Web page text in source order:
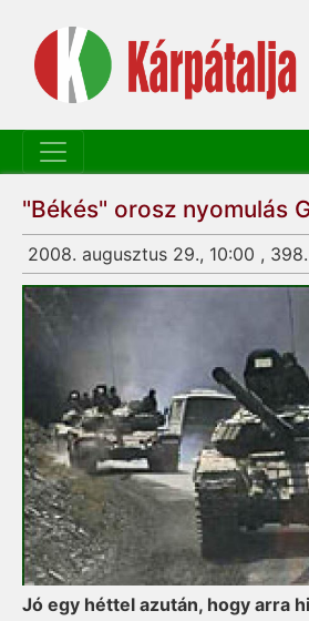
"Békés" orosz nyomulás
2008. augusztus 29., 10:00 ,
Jó egy héttel azután, hogy arra